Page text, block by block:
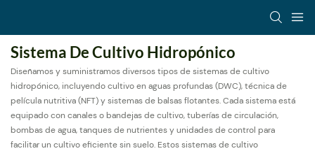
Sistema De Cultivo Hidropónico
Diseñamos y suministramos diversos tipos de sistemas de cultivo
hidropónico, incluyendo cultivo en aguas profundas (DWC), técnica de
película nutritiva (NFT) y sistemas de balsas flotantes. Cada sistema está
equipado con canales o bandejas de cultivo, tuberías de circulación,
bombas de agua, tanques de nutrientes y unidades de control para
facilitar un cultivo eficiente sin suelo. Estos sistemas de cultivo